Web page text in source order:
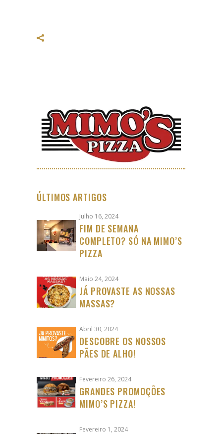
ÚLTIMOS ARTIGOS
Julho 16, 2024
FIM DE SEMANA
COMPLETO? SÓ NA MIMO’S
PIZZA
Maio 24, 2024
JÁ PROVASTE AS NOSSAS
MASSAS?
Abril 30, 2024
DESCOBRE OS NOSSOS
PÃES DE ALHO!
Fevereiro 26, 2024
GRANDES PROMOÇÕES
MIMO’S PIZZA!
Fevereiro 1, 2024